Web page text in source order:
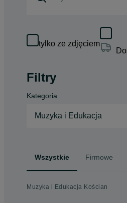
tylko ze zdjęciem
Filtry
Kategoria
Muzyka i Edukacja
Wszystkie Firmowe
Muzyka i Edukacja Kościan